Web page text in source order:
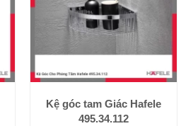
Kệ góc tam Giác Hafele
495.34.112